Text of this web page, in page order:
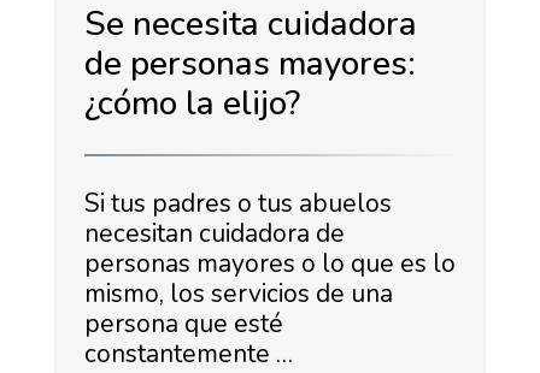
Se necesita cuidadora
de personas mayores:
¿cómo la elijo?
Si tus padres o tus abuelos
necesitan cuidadora de
personas mayores o lo que es lo
mismo, los servicios de una
persona que esté
constantemente …